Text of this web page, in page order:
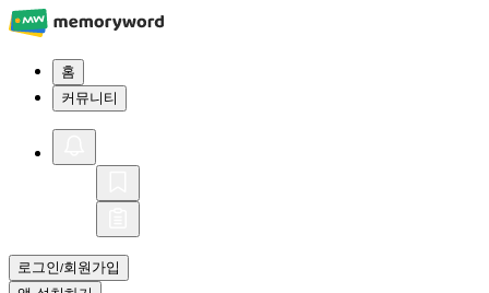
홈
커뮤니티
로그인/회원가입